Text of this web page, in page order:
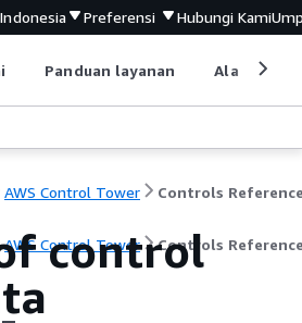
Preferensi Hubungi Kami
Panduan layanan Alat
AWS Control Tower
AWS Control Tower Controls
control